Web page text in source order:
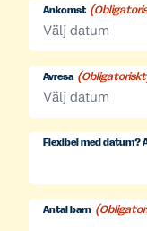
Ankomst
MM
snedstreck
snedstreck
ÅÅÅÅ
Avresa
MM
snedstreck
snedstreck
ÅÅÅÅ
Flexibel med datum?
Antal barn